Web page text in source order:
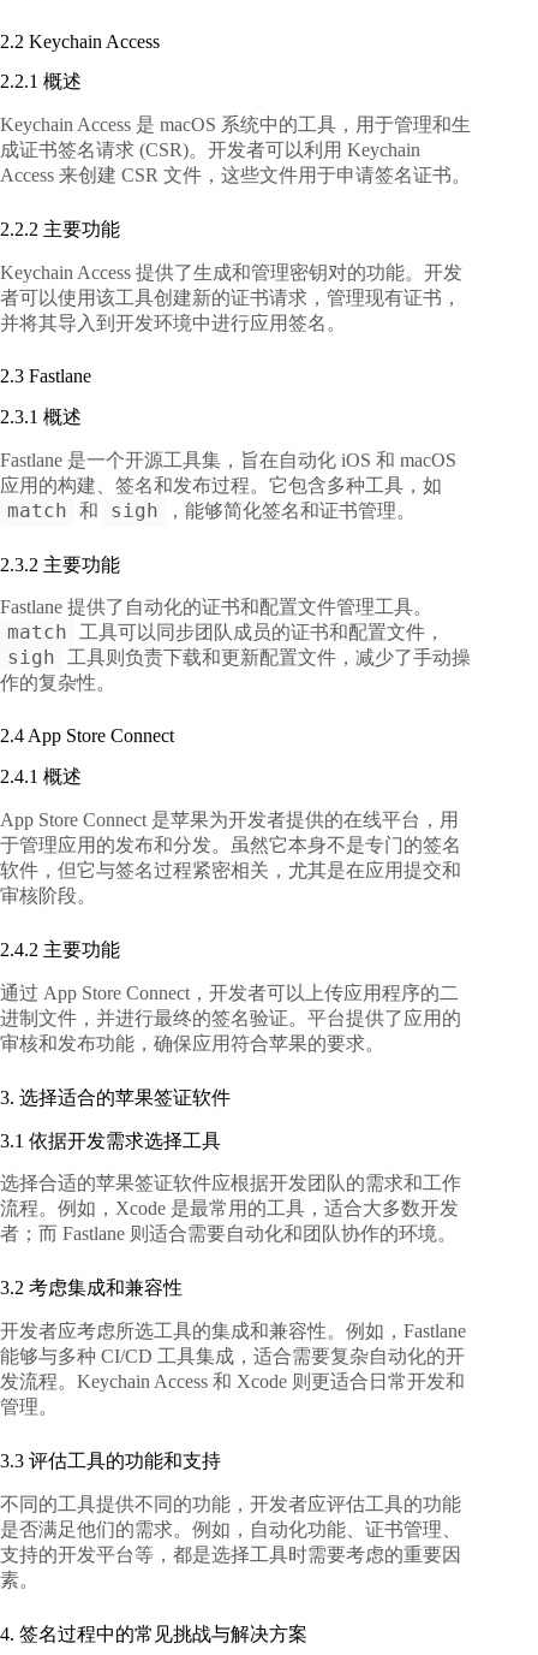
2.2 Keychain Access
2.2.1 概述
Keychain Access 是 macOS 系统中的工具，用于管理和生
成证书签名请求 (CSR)。开发者可以利用 Keychain
Access 来创建 CSR 文件，这些文件用于申请签名证书。
2.2.2 主要功能
Keychain Access 提供了生成和管理密钥对的功能。开发
者可以使用该工具创建新的证书请求，管理现有证书，
并将其导入到开发环境中进行应用签名。
2.3 Fastlane
2.3.1 概述
Fastlane 是一个开源工具集，旨在自动化 iOS 和 macOS
应用的构建、签名和发布过程。它包含多种工具，如
match 和 sigh ，能够简化签名和证书管理。
2.3.2 主要功能
Fastlane 提供了自动化的证书和配置文件管理工具。
match 工具可以同步团队成员的证书和配置文件，
sigh
工具则负责下载和更新配置文件，减少了手动操
作的复杂性。
2.4 App Store Connect
2.4.1 概述
App Store Connect 是苹果为开发者提供的在线平台，用
于管理应用的发布和分发。虽然它本身不是专门的签名
软件，但它与签名过程紧密相关，尤其是在应用提交和
审核阶段。
2.4.2 主要功能
通过 App Store Connect，开发者可以上传应用程序的二
进制文件，并进行最终的签名验证。平台提供了应用的
审核和发布功能，确保应用符合苹果的要求。
3. 选择适合的苹果签证软件
3.1 依据开发需求选择工具
选择合适的苹果签证软件应根据开发团队的需求和工作
流程。例如，Xcode 是最常用的工具，适合大多数开发
者；而 Fastlane 则适合需要自动化和团队协作的环境。
3.2 考虑集成和兼容性
开发者应考虑所选工具的集成和兼容性。例如，Fastlane
能够与多种 CI/CD 工具集成，适合需要复杂自动化的开
发流程。Keychain Access 和 Xcode 则更适合日常开发和
管理。
3.3 评估工具的功能和支持
不同的工具提供不同的功能，开发者应评估工具的功能
是否满足他们的需求。例如，自动化功能、证书管理、
支持的开发平台等，都是选择工具时需要考虑的重要因
素。
4. 签名过程中的常见挑战与解决方案